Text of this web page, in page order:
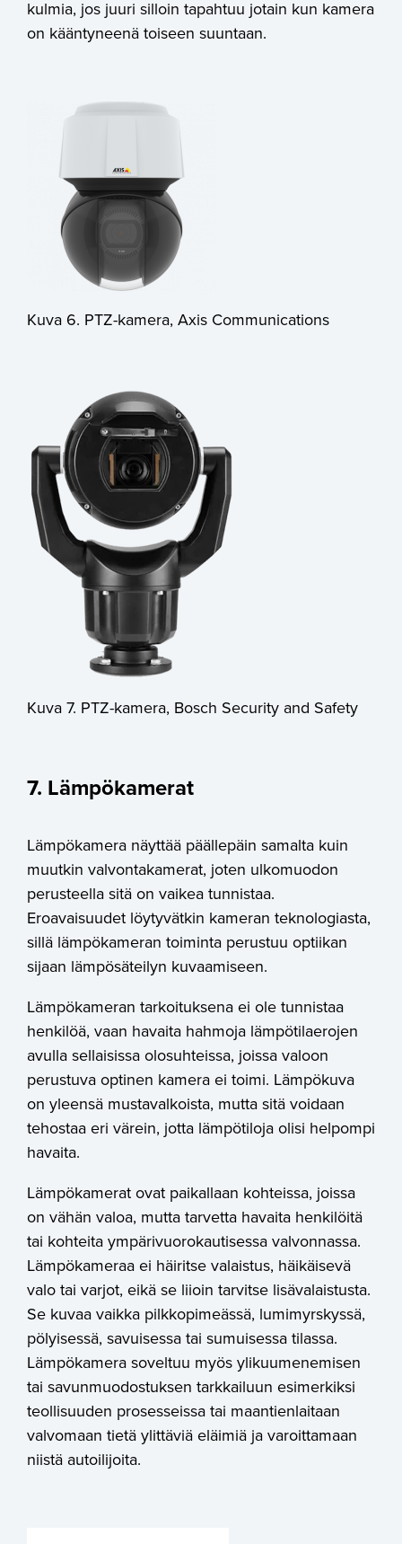
kulmia, jos juuri silloin tapahtuu jotain kun kamera
on kääntyneenä toiseen suuntaan.
Kuva 6. PTZ-kamera, Axis Communications
Kuva 7. PTZ-kamera, Bosch Security and Safety
7. Lämpökamerat
Lämpökamera näyttää päällepäin samalta kuin
muutkin valvontakamerat, joten ulkomuodon
perusteella sitä on vaikea tunnistaa.
Eroavaisuudet löytyvätkin kameran teknologiasta,
sillä lämpökameran toiminta perustuu optiikan
sijaan lämpösäteilyn kuvaamiseen.
Lämpökameran tarkoituksena ei ole tunnistaa
henkilöä, vaan havaita hahmoja lämpötilaerojen
avulla sellaisissa olosuhteissa, joissa valoon
perustuva optinen kamera ei toimi. Lämpökuva
on yleensä mustavalkoista, mutta sitä voidaan
tehostaa eri värein, jotta lämpötiloja olisi helpompi
havaita.
Lämpökamerat ovat paikallaan kohteissa, joissa
on vähän valoa, mutta tarvetta havaita henkilöitä
tai kohteita ympärivuorokautisessa valvonnassa.
Lämpökameraa ei häiritse valaistus, häikäisevä
valo tai varjot, eikä se liioin tarvitse lisävalaistusta.
Se kuvaa vaikka pilkkopimeässä, lumimyrskyssä,
pölyisessä, savuisessa tai sumuisessa tilassa.
Lämpökamera soveltuu myös ylikuumenemisen
tai savunmuodostuksen tarkkailuun esimerkiksi
teollisuuden prosesseissa tai maantienlaitaan
valvomaan tietä ylittäviä eläimiä ja varoittamaan
niistä autoilijoita.